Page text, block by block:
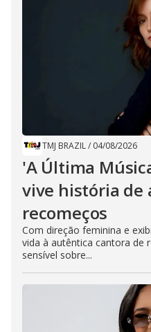
TMJ BRAZIL/ 04/08/2026
'A Última
vive história de
recomeços
Com direção feminina e
vida à autêntica cantora de
sensível sobre...